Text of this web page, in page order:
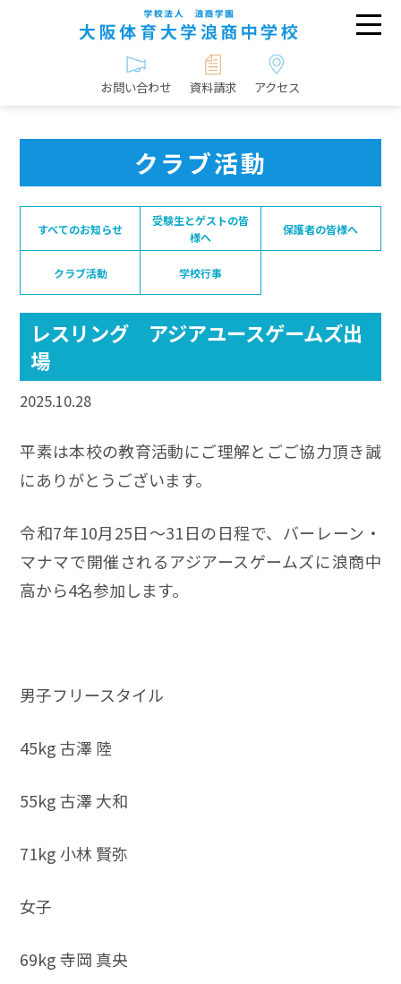
お問い合わせ 資料請求 アクセス
クラブ活動
すべてのお知らせ
受験生とゲストの皆
様へ
保護者の皆様へ
クラブ活動 学校行事
レスリング アジアユースゲームズ出
場
2025.10.28
平素は本校の教育活動にご理解とごご協力頂き誠
にありがとうございます。
令和7年10月25日～31日の日程で、バーレーン・
マナマで開催されるアジアースゲームズに浪商中
高から4名参加します。
男子フリースタイル
45kg 古澤 陸
55kg 古澤 大和
71kg 小林 賢弥
女子
69kg 寺岡 真央